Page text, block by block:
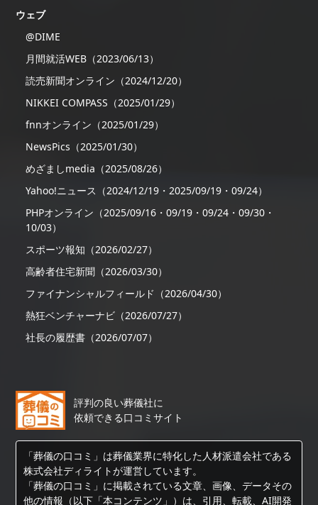
ウェブ
@DIME
月間就活WEB（2023/06/13）
読売新聞オンライン（2024/12/20）
NIKKEI COMPASS（2025/01/29）
fnnオンライン（2025/01/29）
NewsPics（2025/01/30）
めざましmedia（2025/08/26）
Yahoo!ニュース（2024/12/19・2025/09/19・09/24）
PHPオンライン（2025/09/16・09/19・09/24・09/30・
10/03）
スポーツ報知（2026/02/27）
高齢者住宅新聞（2026/03/30）
ファイナンシャルフィールド（2026/04/30）
熱狂ベンチャーナビ（2026/07/27）
社長の履歴書（2026/07/07）
評判の良い葬儀社に
依頼できる口コミサイト
「葬儀の口コミ」は葬儀業界に特化した人材派遣会社である
株式会社ディライトが運営しています。
「葬儀の口コミ」に掲載されている文章、画像、データその
他の情報（以下「本コンテンツ」）は、引用、転載、AI開発